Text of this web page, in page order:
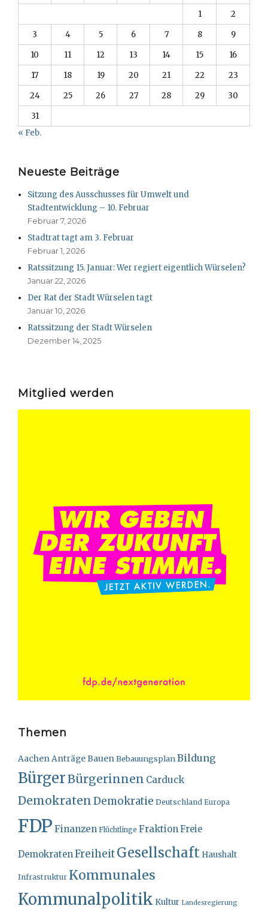
1
2
3
4 5 6 7 8
9
10
11 12 13 14 15
16
17
18 19 20 21 22
23
24
25 26 27 28 29
30
31
« Feb.
Neueste Beiträge
Sitzung des Ausschusses für Umwelt und
Stadtentwicklung – 10. Februar
Februar 7, 2026
Stadtrat tagt am 3. Februar
Februar 1, 2026
Ratssitzung 15. Januar: Wer regiert eigentlich Würselen?
Januar 22, 2026
Der Rat der Stadt Würselen tagt
Januar 10, 2026
Ratssitzung der Stadt Würselen
Dezember 14, 2025
Mitglied werden
Themen
AachenAnträgeBauenBebauungsplanBildung
BürgerBürgerinnen Carduck
Demokraten Demokratie Deutschland Europa
FDP Finanzen Flüchtlinge Fraktion Freie
Demokraten FreiheitGesellschaft Haushalt
Infrastruktur Kommunales
Kommunalpolitik Kultur Landesregierung